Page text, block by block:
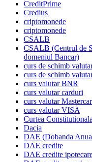
CreditPrime
Credius
criptomonede
criptomonede
CSALB
CSALB (Centrul de
domeniul Bancar)
curs de schimb
curs de schimb
curs valutar BNR
curs valutar carduri
curs valutar
curs valutar VISA
Curtea Constitutionala
Dacia
DAE (Dobanda
DAE credite
DAE credite